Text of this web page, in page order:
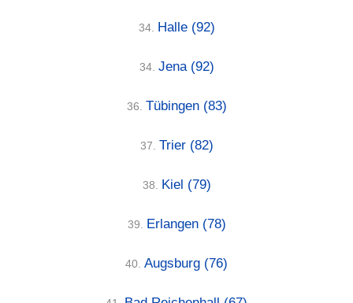
34. Halle (92)
34. Jena (92)
36. Tübingen (83)
37. Trier (82)
38. Kiel (79)
39. Erlangen (78)
40. Augsburg (76)